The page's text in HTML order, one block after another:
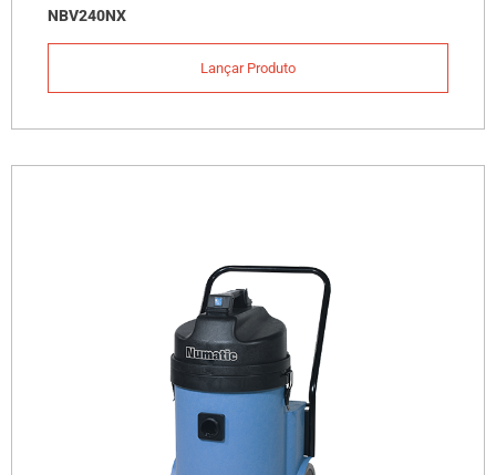
NBV240NX
Lançar Produto